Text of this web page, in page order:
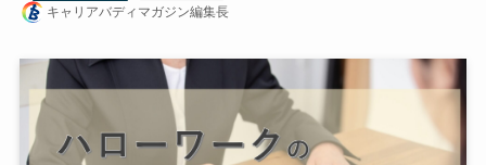
キャリアバディマガジン編集長